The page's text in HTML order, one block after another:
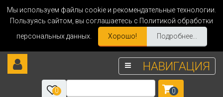
Мы используем файлы cookie и рекомендательные технологии.
Пользуясь сайтом, вы соглашаетесь с Политикой обработки
персональных данных.
Хорошо! Подробнее...
НАВИГАЦИЯ
0 0